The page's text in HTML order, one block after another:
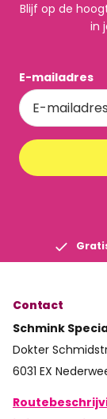
Blijf op de
in
E-mailadres
Contact
Schmink
Dokter
6031 EX